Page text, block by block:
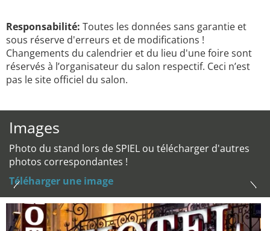
Responsabilité: Toutes les données sans garantie et
sous réserve d'erreurs et de modifications !
Changements du calendrier et du lieu d'une foire sont
réservés à l’organisateur du salon respectif. Ceci n’est
pas le site officiel du salon.
Images
Photo du stand lors de SPIEL ou télécharger d'autres
photos correspondantes !
Téléharger une image